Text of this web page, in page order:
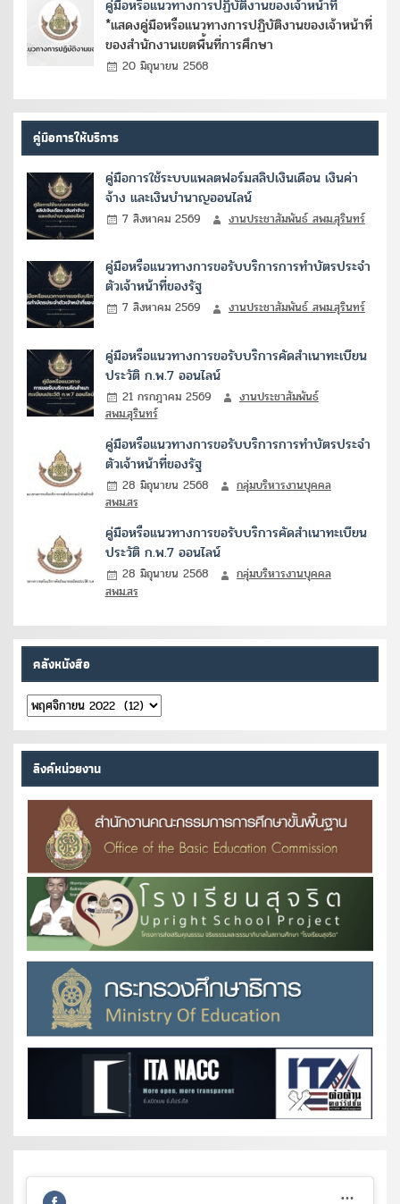
คู่มือหรือแนวทางการปฏิบัติงานของเจ้าหน้าที่
*แสดงคู่มือหรือแนวทางการปฏิบัติงานของเจ้าหน้าที่
ของสำนักงานเขตพื้นที่การศึกษา
20 มิถุนายน 2568
คู่มือการให้บริการ
คู่มือการใช้ระบบแพลตฟอร์มสลิปเงินเดือน เงินค่า
จ้าง และเงินบำนาญออนไลน์
7 สิงหาคม 2569 งานประชาสัมพันธ์ สพม.สุรินทร์
คู่มือหรือแนวทางการขอรับบริการการทำบัตรประจำ
ตัวเจ้าหน้าที่ของรัฐ
7 สิงหาคม 2569 งานประชาสัมพันธ์ สพม.สุรินทร์
คู่มือหรือแนวทางการขอรับบริการคัดสำเนาทะเบียน
ประวัติ ก.พ.7 ออนไลน์
21 กรกฎาคม 2569
งานประชาสัมพันธ์
สพม.สุรินทร์
คู่มือหรือแนวทางการขอรับบริการการทำบัตรประจำ
ตัวเจ้าหน้าที่ของรัฐ
28 มิถุนายน 2568
กลุ่มบริหารงานบุคคล
สพม.สร
คู่มือหรือแนวทางการขอรับบริการคัดสำเนาทะเบียน
ประวัติ ก.พ.7 ออนไลน์
28 มิถุนายน 2568
กลุ่มบริหารงานบุคคล
สพม.สร
คลังหนังสือ
คลัง
หนังสือ
ลิงค์หน่วยงาน